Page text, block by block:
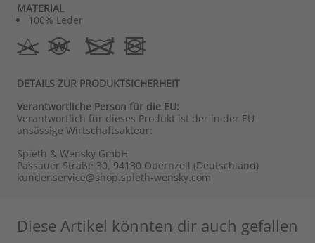
MATERIAL
100% Leder
DETAILS ZUR PRODUKTSICHERHEIT
Verantwortliche Person für die EU:
Verantwortlich für dieses Produkt ist der in der EU
ansässige Wirtschaftsakteur:
Spieth & Wensky GmbH
Passauer Straße 30, 94130 Obernzell (Deutschland)
kundenservice@shop.spieth-wensky.com
Diese Artikel könnten dir auch gefallen